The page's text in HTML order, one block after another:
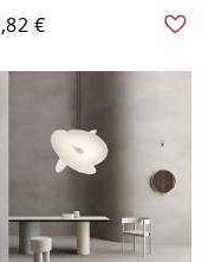
Stoff
3-Birne
- 110V-120V
€